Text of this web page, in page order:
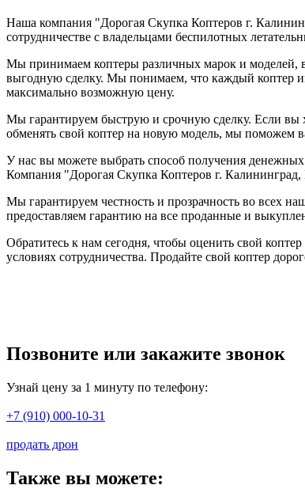
Наша компания "Дорогая Скупка Коптеров г.
сотрудничестве с владельцами беспилотных
Мы принимаем коптеры различных марок и моделей,
выгодную сделку. Мы понимаем, что каждый коптер
максимально возможную цену.
Мы гарантируем быструю и срочную сделку. Если вы
обменять свой коптер на новую модель, мы поможем
У нас вы можете выбрать способ получения
Компания "Дорогая Скупка Коптеров г.
Мы гарантируем честность и прозрачность во всех
предоставляем гарантию на все проданные и
Обратитесь к нам сегодня, чтобы оценить свой
условиях сотрудничества. Продайте свой коптер
Позвоните или закажите звонок
Узнай цену за 1 минуту по телефону:
+7 (910) 000-10-31
продать дрон
Также вы можете: